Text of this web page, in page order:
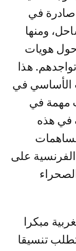
صادرة في
ومنها
هويات
هذا
الأساسي في
مهمة في
في هذه
مساهمات
على
مبكرا
تنسيقا